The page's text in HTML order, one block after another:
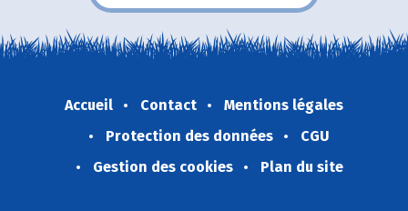
Accueil Contact
Mentions légales
Protection des données
CGU
Gestion des cookies
Plan du site